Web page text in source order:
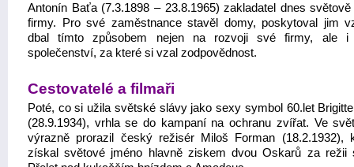
Antonín Baťa (7.3.1898 – 23.8.1965) zakladatel dnes
firmy. Pro své zaměstnance stavěl domy, poskytoval jim
dbal tímto způsobem nejen na rozvoji své firmy, ale i
společenství, za které si vzal zodpovědnost.
Cestovatelé a filmaři
Poté, co si užila světské slávy jako sexy symbol 60.let
(28.9.1934), vrhla se do kampaní na ochranu zvířat. Ve
výrazně prorazil český režisér Miloš Forman (18.2.1932),
získal světové jméno hlavně ziskem dvou Oskarů za režii